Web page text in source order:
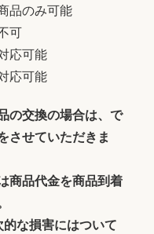
品のみ可能
可
応可能
応可能
の交換の場合は、で
させていただきま
商品代金を商品到着
な損害にはついて